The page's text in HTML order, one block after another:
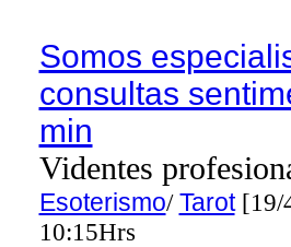
Somos
consultas
min
Videntes
Esoterismo/Tarot[19/
10:15Hrs